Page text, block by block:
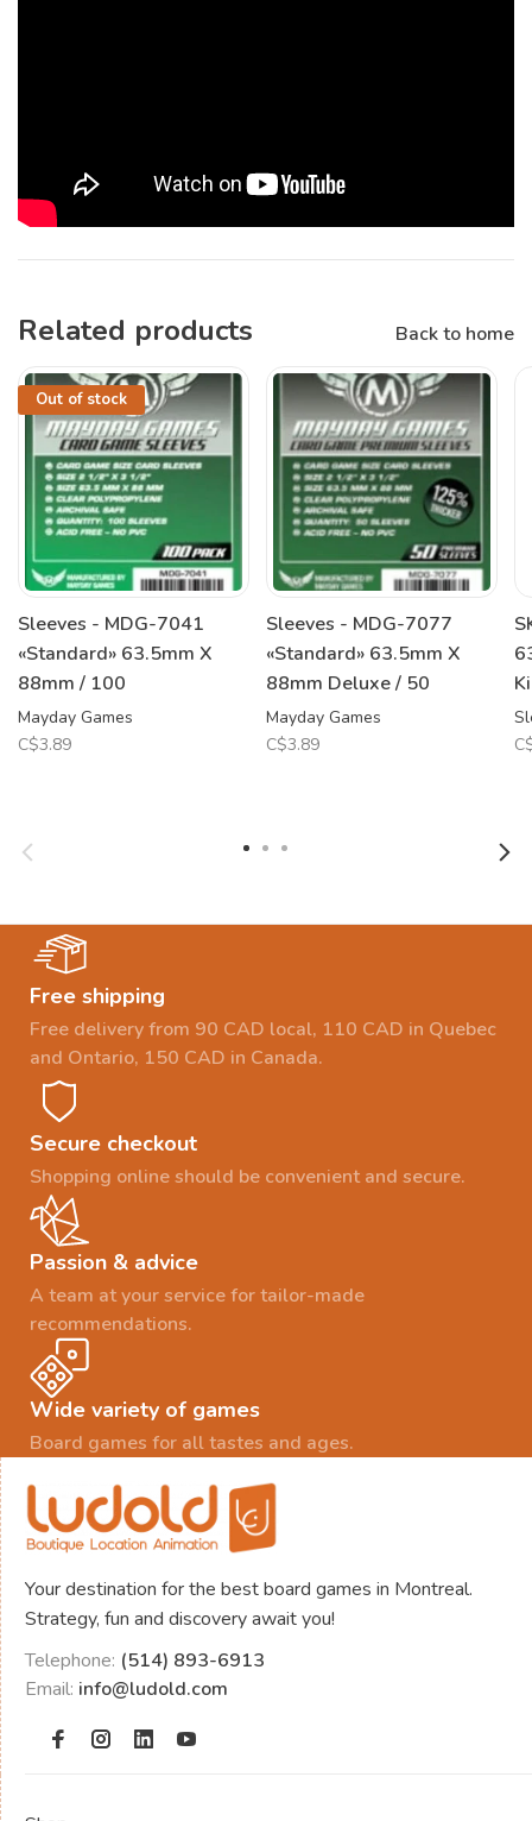
Related products Back to home
Out of stock
Sleeves - MDG-7041
«Standard» 63.5mm X
88mm / 100
Mayday Games
C$3.89
Sleeves - MDG-7077
«Standard» 63.5mm X
88mm Deluxe / 50
Mayday Games
C$3.89
Free shipping
Free delivery from 90 CAD local, 110 CAD in Quebec
and Ontario, 150 CAD in Canada.
Secure checkout
Shopping online should be convenient and secure.
Passion & advice
A team at your service for tailor-made
recommendations.
Wide variety of games
Board games for all tastes and ages.
Your destination for the best board games in Montreal.
Strategy, fun and discovery await you!
Telephone: (514) 893-6913
Email: info@ludold.com